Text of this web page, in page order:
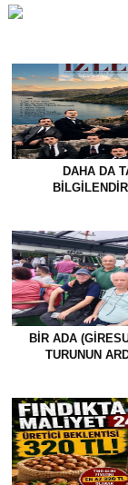
DAHA DA
BİR ADA
TURUNUN